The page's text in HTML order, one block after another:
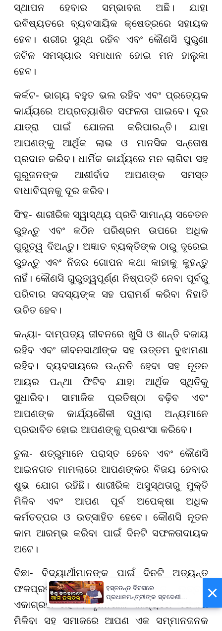
ସ୍ଥାପନ ହେବାର ସମ୍ଭାବନା ଅଛି। ଯାହା
ଭବିଷ୍ୟତରେ ବ୍ୟବସାୟିକ କ୍ଷେତ୍ରରେ ସହାୟକ
ହେବ। ଶରୀର ସୁସ୍ଥ ରହିବ ଏବଂ କୌଣସି ପୁରୁଣା
ଜଟିଳ ସମସ୍ୟାର ସମାଧାନ ହୋଇ ମନ ହାଲୁକା
ହେବ।
କର୍କଟ- ଭାଗ୍ୟ ବହୁତ ଭଲ ରହିବ ଏବଂ ପ୍ରତ୍ୟେକ
କାର୍ଯ୍ୟରେ ଅପ୍ରତ୍ୟାଶିତ ସଫଳତା ପାଇବେ। ଦୂର
ଯାତ୍ରା ପାଇଁ ଯୋଜନା କରିପାରନ୍ତି। ଯାହା
ଆପଣଙ୍କୁ ଆର୍ଥିକ ଲାଭ ଓ ମାନସିକ ସନ୍ତୋଷ
ପ୍ରଦାନ କରିବ। ଧାର୍ମିକ କାର୍ଯ୍ୟରେ ମନ ଲାଗିବା ସହ
ଗୁରୁଜନଙ୍କ ଆଶୀର୍ବାଦ ଆପଣଙ୍କ ସମସ୍ତ
ବାଧାବିଘ୍ନକୁ ଦୂର କରିବ।
ସିଂହ- ଶାରୀରିକ ସ୍ୱାସ୍ଥ୍ୟ ପ୍ରତି ସାମାନ୍ୟ ସଚେତନ
ରୁହନ୍ତୁ ଏବଂ କଠିନ ପରିଶ୍ରମ ଉପରେ ଅଧିକ
ଗୁରୁତ୍ୱ ଦିଅନ୍ତୁ। ଅଜ୍ଞାତ ବ୍ୟକ୍ତିଙ୍କ ଠାରୁ ଦୂରେଇ
ରୁହନ୍ତୁ ଏବଂ ନିଜର ଗୋପନ କଥା କାହାକୁ କୁହନ୍ତୁ
ନାହିଁ। କୌଣସି ଗୁରୁତ୍ୱପୂର୍ଣ୍ଣ ନିଷ୍ପତ୍ତି ନେବା ପୂର୍ବରୁ
ପରିବାର ସଦସ୍ୟଙ୍କ ସହ ପରାମର୍ଶ କରିବା ନିହାତି
ଉଚିତ ହେବ।
କନ୍ୟା- ଦାମ୍ପତ୍ୟ ଜୀବନରେ ଖୁସି ଓ ଶାନ୍ତି ବଜାୟ
ରହିବ ଏବଂ ଜୀବନସାଥୀଙ୍କ ସହ ଉତ୍ତମ ବୁଝାମଣା
ରହିବ। ବ୍ୟବସାୟରେ ଉନ୍ନତି ହେବା ସହ ନୂତନ
ଆୟର ପନ୍ଥା ଫିଟିବ ଯାହା ଆର୍ଥିକ ସ୍ଥିତିକୁ
ସୁଧାରିବ। ସାମାଜିକ ପ୍ରତିଷ୍ଠା ବଢ଼ିବ ଏବଂ
ଆପଣଙ୍କ କାର୍ଯ୍ୟଶୈଳୀ ଦ୍ୱାରା ଅନ୍ୟମାନେ
ପ୍ରଭାବିତ ହୋଇ ଆପଣଙ୍କୁ ପ୍ରଶଂସା କରିବେ।
ତୁଳା- ଶତ୍ରୁମାନେ ପରାସ୍ତ ହେବେ ଏବଂ କୌଣସି
ଆଇନଗତ ମାମଲାରେ ଆପଣଙ୍କର ବିଜୟ ହେବାର
ଶୁଭ ଯୋଗ ରହିଛି। ଶାରୀରିକ ଅସୁସ୍ଥତାରୁ ମୁକ୍ତି
ମିଳିବ ଏବଂ ଆପଣ ପୂର୍ବ ଅପେକ୍ଷା ଅଧିକ
କର୍ମତତ୍ପର ଓ ଉତ୍ସାହିତ ହେବେ। କୌଣସି ନୂତନ
କାମ ଆରମ୍ଭ କରିବା ପାଇଁ ଦିନଟି ସଫଳତାଦାୟକ
ଅଟେ।
ବିଛା- ବିଦ୍ୟାର୍ଥୀମାନଙ୍କ ପାଇଁ ଦିନଟି ଅତ୍ୟନ୍ତ
ଫଳପ୍ରଦ ହେବ ଏବଂ ପାଠପଢ଼ାରେ ଉତ୍ତମ
ଏକାଗ୍ରତା ରହିବ। ସୃଜନଶୀଳ କାର୍ଯ୍ୟରେ ସଫଳତା
ମିଳିବା ସହ ସମାଜରେ ଆପଣ ଏକ ସମ୍ମାନଜନକ
×
ହସ୍ତତନ୍ତ ଦିବସରେ
ପ୍ରଧାନମନ୍ତ୍ରୀଙ୍କ ସ୍ବଦେଶୀ